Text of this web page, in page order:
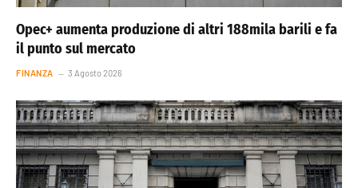
Opec+ aumenta produzione di altri 188mila barili e fa
il punto sul mercato
FINANZA 3 Agosto 2026